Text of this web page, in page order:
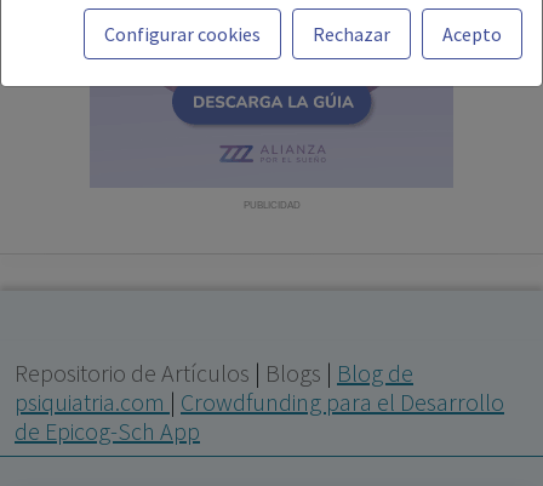
referida a productos del mercado español y, por
tanto, dirigida a profesionales sanitarios legalmente
facultados para prescribir o dispensar medicamentos
con ejercicio profesional. La información técnica de los
fármacos se facilita a título meramente informativo,
Configurar cookies Rechazar Acepto
PUBLICIDAD
Repositorio de Artículos | Blogs | Blog de
psiquiatria.com | Crowdfunding para el Desarrollo
de Epicog-Sch App